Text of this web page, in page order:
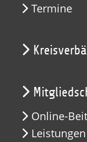
Termine
Online-
Leistungen